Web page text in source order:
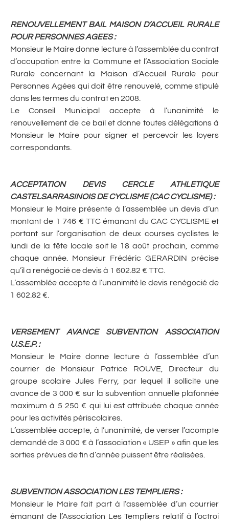
RENOUVELLEMENT BAIL MAISON D’ACCUEIL RURALE
POUR PERSONNES AGEES:
Monsieur le Maire donne lecture à l’assemblée du contrat
d’occupation entre la Commune et l’Association Sociale
Rurale concernant la Maison d’Accueil Rurale pour
Personnes Agées qui doit être renouvelé, comme stipulé
dans les termes du contrat en 2008.
Le Conseil Municipal accepte à l’unanimité le
renouvellement de ce bail et donne toutes délégations à
Monsieur le Maire pour signer et percevoir les loyers
correspondants.
ACCEPTATION DEVIS CERCLE ATHLETIQUE
CASTELSARRASINOIS DE CYCLISME (CAC CYCLISME):
Monsieur le Maire présente à l’assemblée un devis d’un
montant de 1 746 € TTC émanant du CAC CYCLISME et
portant sur l’organisation de deux courses cyclistes le
lundi de la fête locale soit le 18 août prochain, comme
chaque année. Monsieur Frédéric GERARDIN précise
qu’il a renégocié ce devis à 1 602.82 € TTC.
L’assemblée accepte à l’unanimité le devis renégocié de
1 602.82 €.
VERSEMENT AVANCE SUBVENTION ASSOCIATION
U.S.E.P.:
Monsieur le Maire donne lecture à l’assemblée d’un
courrier de Monsieur Patrice ROUVE, Directeur du
groupe scolaire Jules Ferry, par lequel il sollicite une
avance de 3 000 € sur la subvention annuelle plafonnée
maximum à 5 250 € qui lui est attribuée chaque année
pour les activités périscolaires.
L’assemblée accepte, à l’unanimité, de verser l’acompte
demandé de 3 000 € à l’association « USEP » afin que les
sorties prévues de fin d’année puissent être réalisées.
SUBVENTION ASSOCIATION LES TEMPLIERS:
Monsieur le Maire fait part à l’assemblée d’un courrier
émanant de l’Association Les Templiers relatif à l’octroi